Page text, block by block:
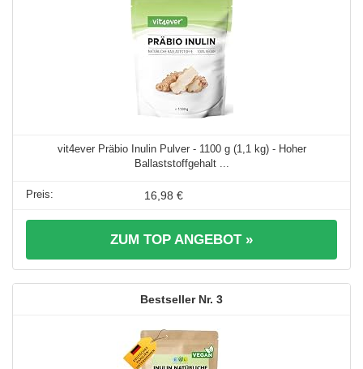
vit4ever Präbio Inulin Pulver - 1100 g (1,1 kg) - Hoher
Ballaststoffgehalt ...
16,98 €
ZUM TOP ANGEBOT »
3